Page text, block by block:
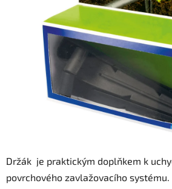
Držák je praktickým doplňkem k
povrchového zavlažovacího systému.
hvězdiček.